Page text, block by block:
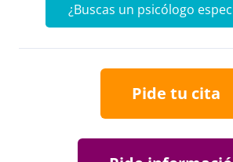
¿Buscas un psicólogo
Pide tu cita